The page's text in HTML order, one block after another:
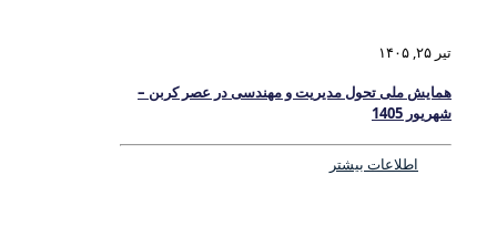
تیر ۲۵, ۱۴۰۵
همایش ملی تحول مدیریت و مهندسی در عصر کربن –
شهریور 1405
اطلاعات بیشتر